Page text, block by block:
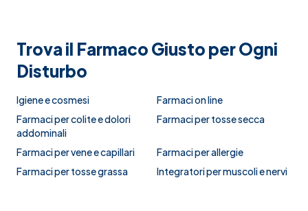
Trova il Farmaco Giusto per Ogni
Disturbo
Igiene e cosmesi
Farmaci on line
Farmaci per colite e dolori
addominali
Farmaci per tosse secca
Farmaci per vene e capillari
Farmaci per allergie
Farmaci per tosse grassa
Integratori per muscoli e nervi